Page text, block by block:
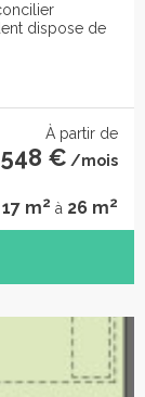
dispose de
À partir de
548 € /mois
17 m2 à 26 m2